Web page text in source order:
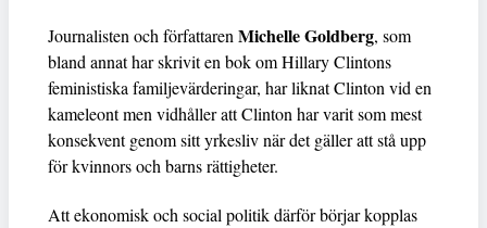
Journalisten och författaren Michelle Goldberg, som
bland annat har skrivit en bok om Hillary Clintons
feministiska familjevärderingar, har liknat Clinton vid en
kameleont men vidhåller att Clinton har varit som mest
konsekvent genom sitt yrkesliv när det gäller att stå upp
för kvinnors och barns rättigheter.
Att ekonomisk och social politik därför börjar kopplas